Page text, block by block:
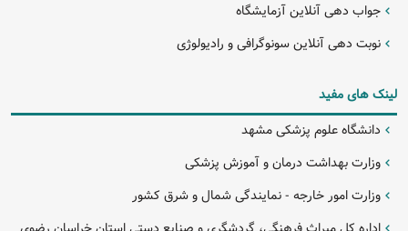
جواب دهی آنلاین آزمایشگاه
نوبت دهی آنلاین سونوگرافی و رادیولوژی
لینک های مفید
دانشگاه علوم پزشکی مشهد
وزارت بهداشت درمان و آموزش پزشکی
وزارت امور خارجه - نمایندگی شمال و شرق کشور